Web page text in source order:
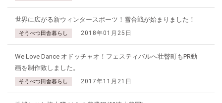
世界に広がる新ウィンタースポーツ！雪合戦が始まりました！
そうべつ田舎暮らし 2018年01月25日
We Love Dance オドッチャオ！フェスティバルへ壮瞥町もPR動
画を制作致しました。
そうべつ田舎暮らし 2017年11月21日